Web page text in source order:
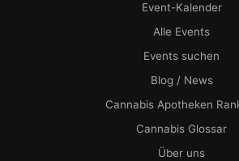
Event-Kalender
Alle Events
Events suchen
Blog / News
Cannabis Apotheken
Cannabis Glossar
Über uns